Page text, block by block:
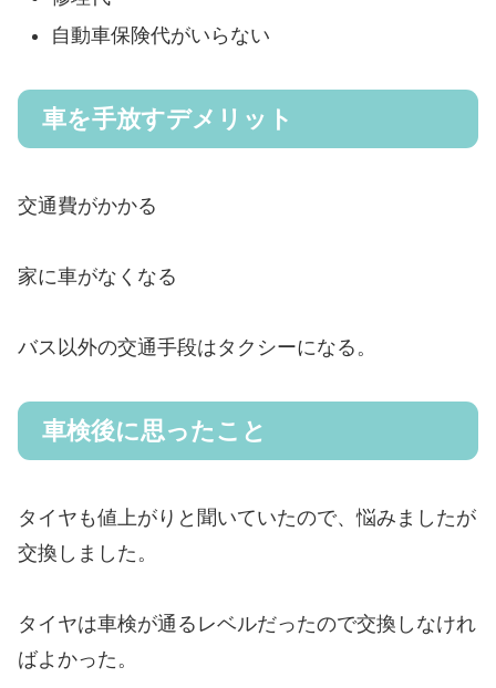
自動車保険代がいらない
車を手放すデメリット
交通費がかかる
家に車がなくなる
バス以外の交通手段はタクシーになる。
車検後に思ったこと
タイヤも値上がりと聞いていたので、悩みましたが
交換しました。
タイヤは車検が通るレベルだったので交換しなけれ
ばよかった。